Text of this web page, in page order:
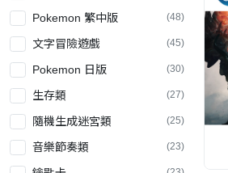
Pokemon 繁中版 (48)
文字冒險遊戲 (45)
Pokemon 日版 (30)
生存類 (27)
隨機生成迷宮類 (25)
音樂節奏類 (23)